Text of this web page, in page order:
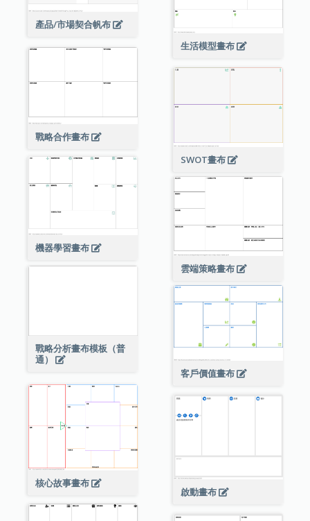
產品/市場契合帆布
生活模型畫布
戰略合作畫布
SWOT畫布
機器學習畫布
雲端策略畫布
戰略分析畫布模板（普
通）
客戶價值畫布
核心故事畫布
啟動畫布